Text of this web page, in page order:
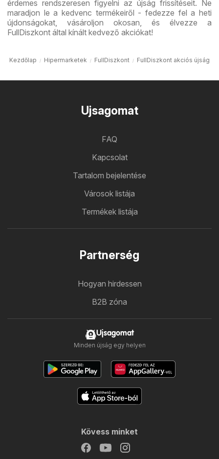
érdemes rendszeresen figyelni az újság frissítéseit. Ne
maradjon le a kedvenc termékeiről - fedezze fel a heti
újdonságokat, vásároljon okosan, és élvezze a
FullDiszkont által kínált kedvező akciókat!
Kezdőlap Hipermarketek FullDiszkont FullDiszkont akciós újság
Ujsagomat
FAQ
Kapcsolat
Tartalom bejelentése
Városok listája
Termékek listája
Partnerség
Hogyan hirdessen
B2B zóna
Ujsagomat
Minden újság egy helyen
Kövess minket